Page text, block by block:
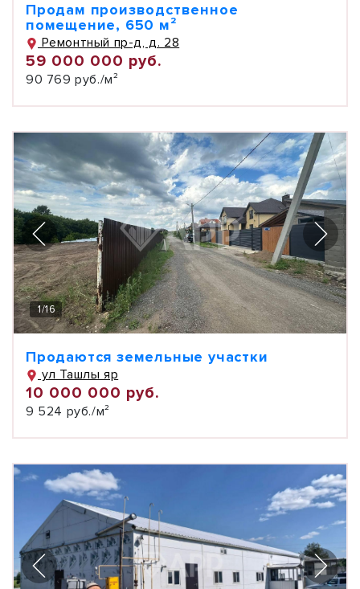
Продам производственное
помещение, 650 м²
Ремонтный пр-д, д. 28
59 000 000 руб.
90 769 руб./м²
1/16
Продаются земельные участки
ул Ташлы яр
10 000 000 руб.
9 524 руб./м²